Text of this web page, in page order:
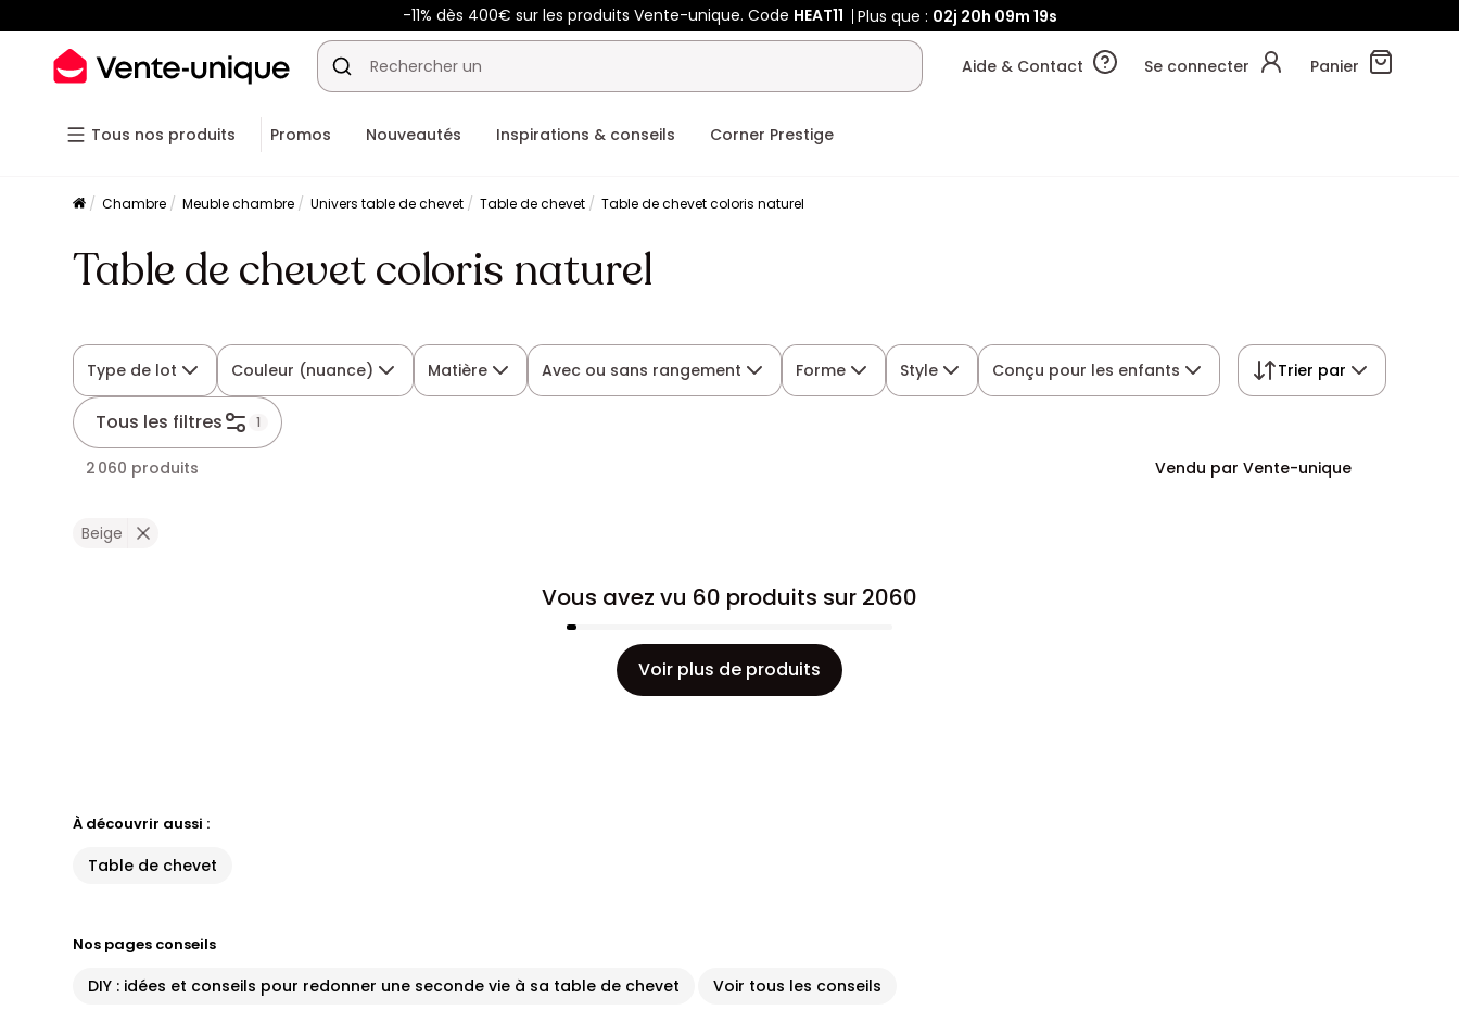
-11% dès 400€ sur les produits Vente-unique. Code HEAT11 Plus que : 02j 20h 09m 19s
Aide & Contact Se connecter Panier
Tous nos produits Promos Nouveautés Inspirations & conseils Corner Prestige
Chambre Meuble chambre Univers table de chevet Table de chevet Table de chevet coloris naturel
Table de chevet coloris naturel
Type de lot Couleur (nuance) Matière Avec ou sans rangement Forme Style Conçu pour les enfants
Tous les filtres 1
Trier par
2 060 produits Vendu par Vente-unique
Beige
Vous avez vu 60 produits sur 2060
Voir plus de produits
À découvrir aussi :
Table de chevet
Nos pages conseils
DIY : idées et conseils pour redonner une seconde vie à sa table de chevet Voir tous les conseils